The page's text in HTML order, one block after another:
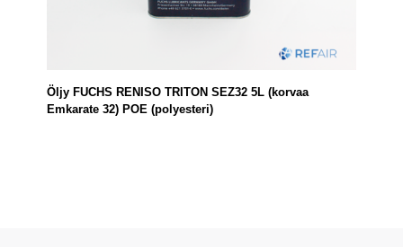
Öljy FUCHS RENISO TRITON SEZ32 5L (korvaa
Emkarate 32) POE (polyesteri)